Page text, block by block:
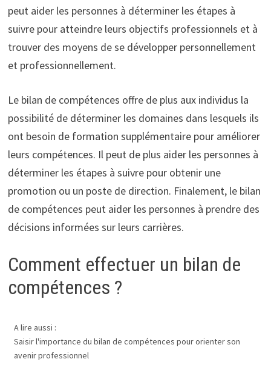
peut aider les personnes à déterminer les étapes à
suivre pour atteindre leurs objectifs professionnels et à
trouver des moyens de se développer personnellement
et professionnellement.
Le bilan de compétences offre de plus aux individus la
possibilité de déterminer les domaines dans lesquels ils
ont besoin de formation supplémentaire pour améliorer
leurs compétences. Il peut de plus aider les personnes à
déterminer les étapes à suivre pour obtenir une
promotion ou un poste de direction. Finalement, le bilan
de compétences peut aider les personnes à prendre des
décisions informées sur leurs carrières.
Comment effectuer un bilan de
compétences ?
A lire aussi :
Saisir l'importance du bilan de compétences pour orienter son
avenir professionnel